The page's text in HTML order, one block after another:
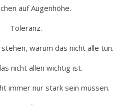
auf Augenhöhe.
Toleranz.
warum das nicht alle tun.
nicht allen wichtig ist.
immer nur stark sein müssen.